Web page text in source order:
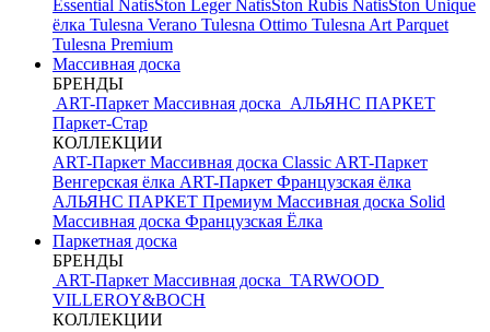
Essential NatisSton LegerNatisSton Rubis NatisSton Unique
ёлка Tulesna Verano Tulesna Ottimo Tulesna Art Parquet
Tulesna Premium
Массивная доска
БРЕНДЫ
ART-Паркет Массивная доска АЛЬЯНС ПАРКЕТ
Паркет-Стар
КОЛЛЕКЦИИ
ART-Паркет Массивная доска Classic ART-Паркет
Венгерская ёлка ART-Паркет Французская ёлка
АЛЬЯНС ПАРКЕТ Премиум Массивная доска Solid
Массивная доска Французская Ёлка
Паркетная доска
БРЕНДЫ
ART-Паркет Массивная доска TARWOOD
VILLEROY&BOCH
КОЛЛЕКЦИИ